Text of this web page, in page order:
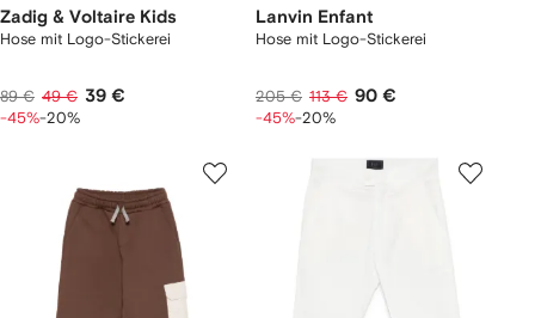
Zadig & Voltaire Kids
Hose mit Logo-Stickerei
89 € 49 € 39 €
-45%-20%
Lanvin Enfant
Hose mit Logo-Stickerei
205 € 113 € 90 €
-45%-20%